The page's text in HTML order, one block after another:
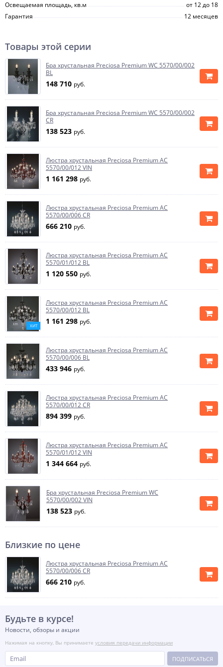
Освещаемая площадь, кв.м
от 12 до 18
Гарантия
12 месяцев
Товары этой серии
Бра хрустальная Preciosa Premium WC 5570/00/002
BL
148 710 руб.
Бра хрустальная Preciosa Premium WC 5570/00/002
CR
138 523 руб.
Люстра хрустальная Preciosa Premium AC
5570/00/012 VIN
1 161 298 руб.
Люстра хрустальная Preciosa Premium AC
5570/00/006 CR
666 210 руб.
Люстра хрустальная Preciosa Premium AC
5570/01/012 BL
1 120 550 руб.
ХИТ
Люстра хрустальная Preciosa Premium AC
5570/00/012 BL
1 161 298 руб.
Люстра хрустальная Preciosa Premium AC
5570/00/006 BL
433 946 руб.
Люстра хрустальная Preciosa Premium AC
5570/00/012 CR
894 399 руб.
Люстра хрустальная Preciosa Premium AC
5570/01/012 VIN
1 344 664 руб.
Бра хрустальная Preciosa Premium WC
5570/00/002 VIN
138 523 руб.
Близкие по цене
Люстра хрустальная Preciosa Premium AC
5570/00/006 CR
666 210 руб.
Будьте в курсе!
Новости, обзоры и акции
Нажимая на кнопку, Вы принимаете условия передачи информации
ПОДПИСАТЬСЯ